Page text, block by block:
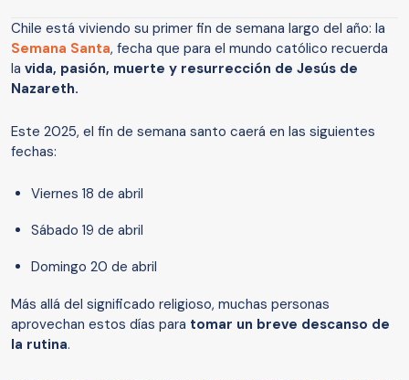
Chile está viviendo su primer fin de semana largo del año: la
Semana Santa, fecha que para el mundo católico recuerda
la vida, pasión, muerte y resurrección de Jesús de
Nazareth.
Este 2025, el fin de semana santo caerá en las siguientes
fechas:
Viernes 18 de abril
Sábado 19 de abril
Domingo 20 de abril
Más allá del significado religioso, muchas personas
aprovechan estos días para tomar un breve descanso de
la rutina.